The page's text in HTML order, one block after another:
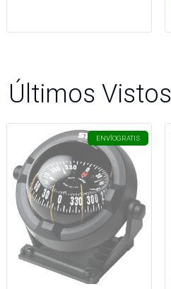
Últimos Vistos
ENVÍOGRATIS